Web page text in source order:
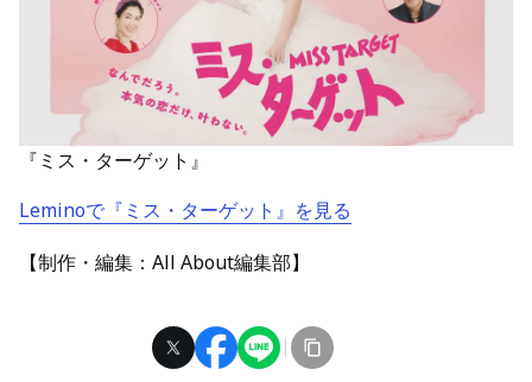
『ミス・ターゲット』
Leminoで『ミス・ターゲット』を見る
【制作・編集：All About編集部】